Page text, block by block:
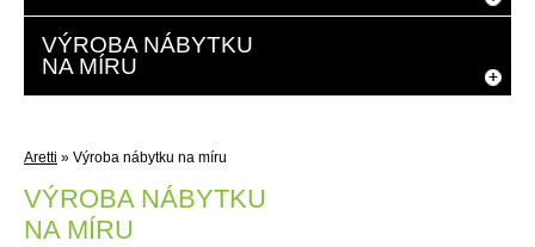
VÝROBA NÁBYTKU
NA MÍRU
Aretti » Výroba nábytku na míru
VÝROBA NÁBYTKU
NA MÍRU